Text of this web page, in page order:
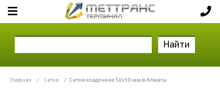
Найти
Главная / Сетка / Сетка кладочная 50x50 мм в Алматы